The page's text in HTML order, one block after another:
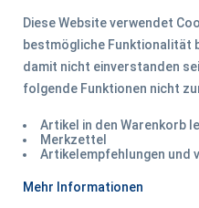
Delphin Area Carpath
Diese Website verwendet
bestmögliche Funktionalität
damit nicht einverstanden
folgende Funktionen nicht
Artikel in den Warenkorb
Merkzettel
Artikelempfehlungen und
Mehr Informationen